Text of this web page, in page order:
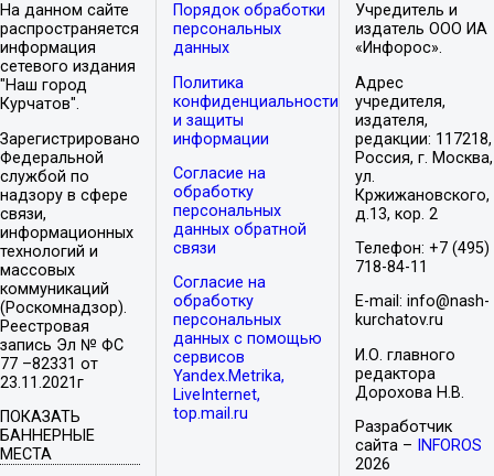
На данном сайте
распространяется
информация
сетевого издания
"Наш город
Курчатов".
Зарегистрировано
Федеральной
службой по
надзору в сфере
связи,
информационных
технологий и
массовых
коммуникаций
(Роскомнадзор).
Реестровая
запись Эл № ФС
77 –82331 от
23.11.2021г
ПОКАЗАТЬ
БАННЕРНЫЕ
МЕСТА
Порядок обработки
персональных
данных
Политика
конфиденциальности
и защиты
информации
Согласие на
обработку
персональных
данных обратной
связи
Согласие на
обработку
персональных
данных с помощью
сервисов
Yandex.Metrika,
LiveInternet,
top.mail.ru
Учредитель и
издатель ООО ИА
«Инфорос».
Адрес
учредителя,
издателя,
редакции: 117218,
Россия, г. Москва,
ул.
Кржижановского,
д.13, кор. 2
Телефон: +7 (495)
718-84-11
E-mail: info@nash-
kurchatov.ru
И.О. главного
редактора
Дорохова Н.В.
Разработчик
сайта –
INFOROS
2026